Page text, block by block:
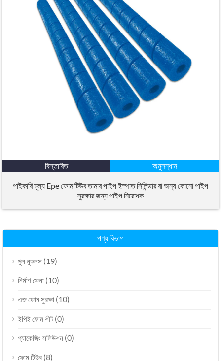
বিস্তারিত অনুসন্ধান
পাইকারি মূল্য Epe ফোম টিউব তামার পাইপ ইস্পাত সিলিন্ডার বা অন্য কোনো পাইপ
সুরক্ষার জন্য পাইপ নিরোধক
পণ্য বিভাগ
পুল নুডলস (19)
নির্মাণ ফেনা (10)
এজ ফোম সুরক্ষা (10)
ইপিই ফোম শীট (0)
প্যাকেজিং সলিউশন (0)
ফোম টিউব (8)